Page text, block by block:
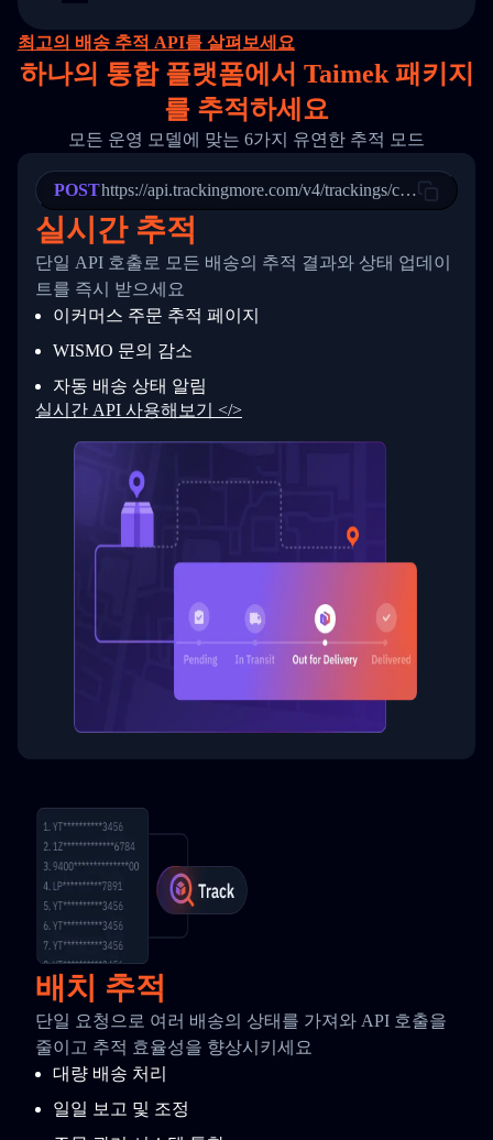
15
16
17
18
20
21
22
23
24
25
27
28
29
30
31
33
34
"destination_country": "United
        "itemTimeLength": 2,
        "weblink": "",
        "phone": null,
        "trackinfo": [
          {
            "Date": "2017-03-08 04: 22: 00",
"StatusDescription": "Departed
"Details": "Departed Facility
          },
          {
            "Date": "2017-03-06 15:28:00",
"StatusDescription": "Shipment
"Details": "BEIJING-
          }
        ]
      }
  }
}
최고의 배송 추적 API를 살펴보세요
하나의 통합 플랫폼에서 Taimek 패키지
를 추적하세요
모든 운영 모델에 맞는 6가지 유연한 추적 모드
POSThttps://api.trackingmore.com/v4/trackings/create
실시간 추적
단일 API 호출로 모든 배송의 추적 결과와 상태 업데이
트를 즉시 받으세요
이커머스 주문 추적 페이지
WISMO 문의 감소
자동 배송 상태 알림
실시간 API 사용해보기 </>
배치 추적
단일 요청으로 여러 배송의 상태를 가져와 API 호출을
줄이고 추적 효율성을 향상시키세요
대량 배송 처리
일일 보고 및 조정